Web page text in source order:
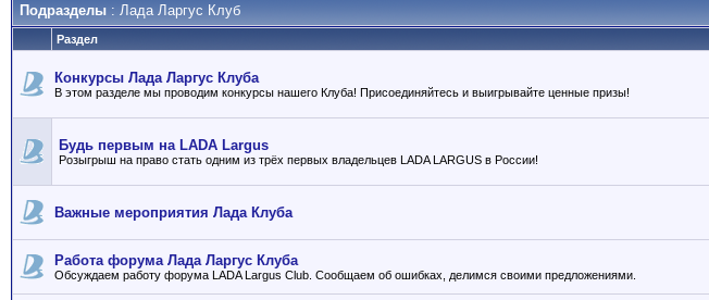
Подразделы : Лада Ларгус Клуб
Раздел
Конкурсы Лада Ларгус Клуба
В этом разделе мы проводим конкурсы нашего Клуба! Присоединяйтесь и выигрывайте ценные призы!
Будь первым на LADA Largus
Розыгрыш на право стать одним из трёх первых владельцев LADA LARGUS в России!
Важные мероприятия Лада Клуба
Работа форума Лада Ларгус Клуба
Обсуждаем работу форума LADA Largus Club. Сообщаем об ошибках, делимся своими предложениями.